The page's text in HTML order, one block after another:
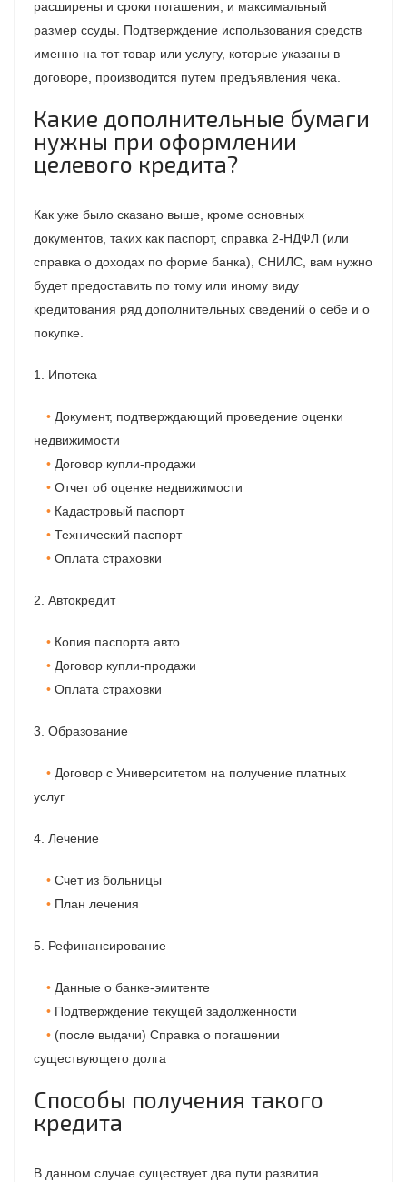
расширены и сроки погашения, и максимальный
размер ссуды. Подтверждение использования средств
именно на тот товар или услугу, которые указаны в
договоре, производится путем предъявления чека.
Какие дополнительные бумаги
нужны при оформлении
целевого кредита?
Как уже было сказано выше, кроме основных
документов, таких как паспорт, справка 2-НДФЛ (или
справка о доходах по форме банка), СНИЛС, вам нужно
будет предоставить по тому или иному виду
кредитования ряд дополнительных сведений о себе и о
покупке.
1. Ипотека
Документ, подтверждающий проведение оценки
недвижимости
Договор купли-продажи
Отчет об оценке недвижимости
Кадастровый паспорт
Технический паспорт
Оплата страховки
2. Автокредит
Копия паспорта авто
Договор купли-продажи
Оплата страховки
3. Образование
Договор с Университетом на получение платных
услуг
4. Лечение
Счет из больницы
План лечения
5. Рефинансирование
Данные о банке-эмитенте
Подтверждение текущей задолженности
(после выдачи) Справка о погашении
существующего долга
Способы получения такого
кредита
В данном случае существует два пути развития